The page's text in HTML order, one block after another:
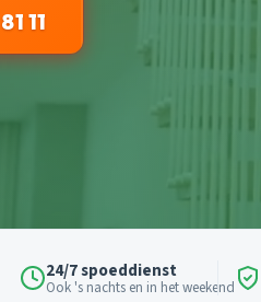
11
24/7 spoeddienst
Ook 's nachts en in het weekend